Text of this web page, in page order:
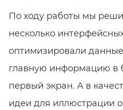
По ходу работы мы
несколько
оптимизировали
главную информацию в
первый экран. А в
идеи для иллюстрации